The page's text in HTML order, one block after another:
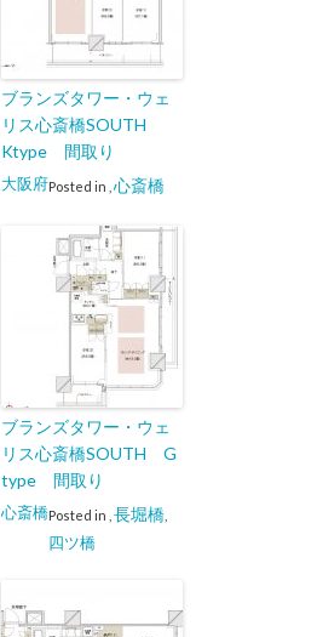
ブランズタワー・ウェ
リス心斎橋SOUTH
Ktype 間取り
Posted in
大阪府 心斎橋
ブランズタワー・ウェ
リス心斎橋SOUTH G
type 間取り
Posted in
心斎橋 長堀橋,
四ツ橋